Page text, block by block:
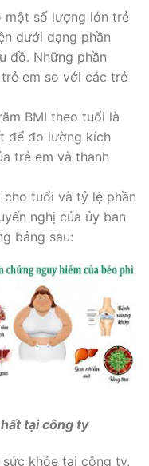
một số lượng lớn trẻ
dưới dạng phần
đồ. Những phần
em so với các trẻ
BMI theo tuổi là
để đo lường kích
trẻ em và thanh
cho tuổi và tỷ lệ phần
nghị của ủy ban
bảng sau:
tại công ty
khỏe tại công ty,